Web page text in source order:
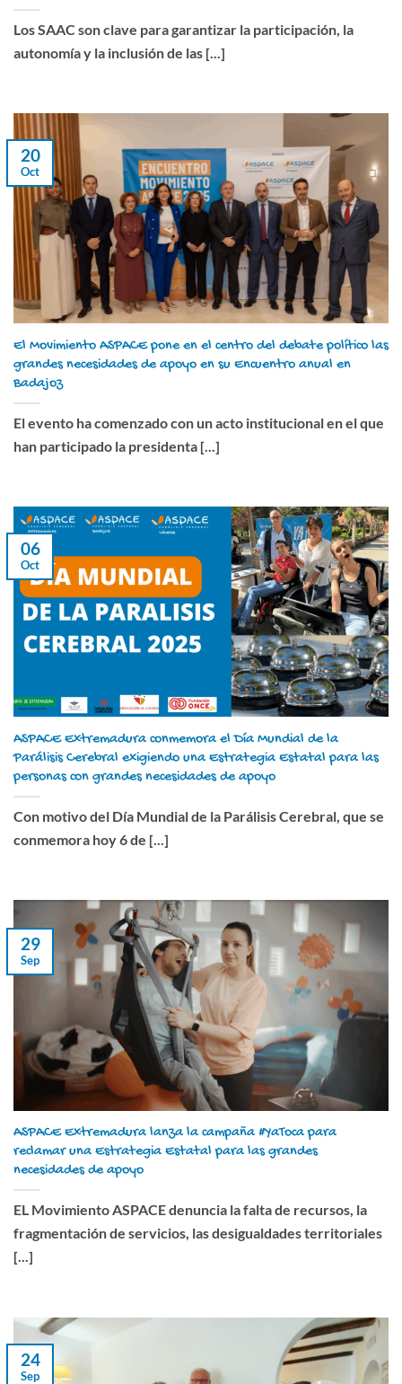
Los SAAC son clave para garantizar la participación, la
autonomía y la inclusión de las [...]
El Movimiento ASPACE pone en el centro del debate político las
grandes necesidades de apoyo en su Encuentro anual en
Badajoz
El evento ha comenzado con un acto institucional en el que
han participado la presidenta [...]
20
Oct
ASPACE Extremadura conmemora el Día Mundial de la
Parálisis Cerebral exigiendo una Estrategia Estatal para las
personas con grandes necesidades de apoyo
Con motivo del Día Mundial de la Parálisis Cerebral, que se
conmemora hoy 6 de [...]
06
Oct
ASPACE Extremadura lanza la campaña #YaToca para
reclamar una Estrategia Estatal para las grandes
necesidades de apoyo
EL Movimiento ASPACE denuncia la falta de recursos, la
fragmentación de servicios, las desigualdades territoriales
[...]
29
Sep
24
Sep